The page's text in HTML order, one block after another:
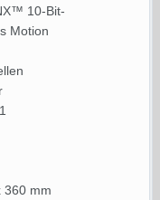
10-Bit-
Motion
360 mm